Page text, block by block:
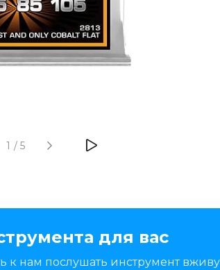
1 / 5
для вас
к нам послушать инструмент